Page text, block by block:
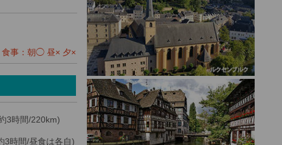
食事：朝◯ 昼× 夕×
3時間/220km)
3時間/昼食は各自)